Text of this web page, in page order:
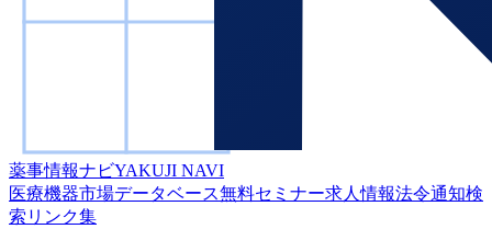
薬事情報ナビYAKUJI NAVI
医療機器市場データベース無料セミナー求人情報法令通知検
索 リンク集